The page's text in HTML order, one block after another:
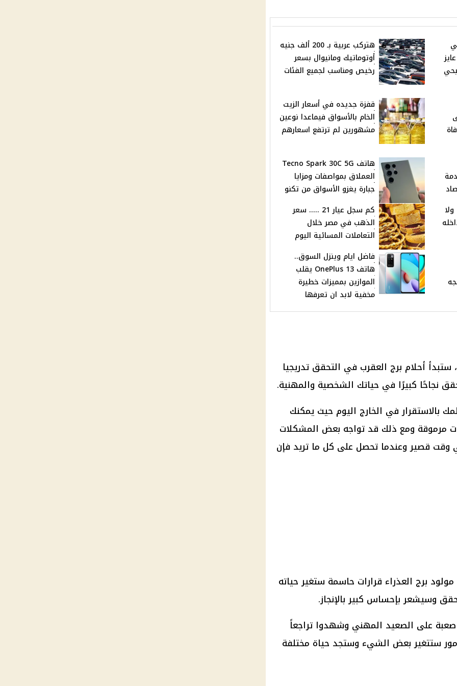
هتركب عربية بـ 200 ألف جنيه
أوتوماتيك ومانيوال بسعر
رخيص ومناسب لجميع الفئات
قفزة جديده في أسعار الزيت
الخام بالأسواق فيماعدا نوعين
مشهورين لم ترتفع اسعارهم
هاتف Tecno Spark 30C 5G
العملاق بمواصفات ومزايا
جبارة يغزو الأسواق من تكنو
كم سجل عيار 21 ..... سعر
الذهب في مصر خلال
التعاملات المسائية اليوم
فاضل ايام وينزل السوق..
هاتف OnePlus 13 يقلب
الموازين بمميزات خطيرة
مخفية لابد ان تعرفها
أحلام برج العقرب في التحقق تدريجيا
نجاحًا كبيرًا في حياتك الشخصية والمهنية.
بالاستقرار في الخارج اليوم حيث يمكنك
ومع ذلك قد تواجه بعض المشكلات
قصير وعندما تحصل على كل ما تريد فإن
برج العذراء قرارات حاسمة ستغير حياته
وسيشعر بإحساس كبير بالإنجاز.
صعبة على الصعيد المهني وشهدوا تراجعاً
ستتغير بعض الشيء وستجد حياة مختلفة